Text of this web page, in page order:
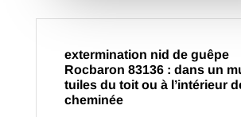
extermination nid de guêpe
Rocbaron 83136 : dans un
tuiles du toit ou à l’intérieur
cheminée